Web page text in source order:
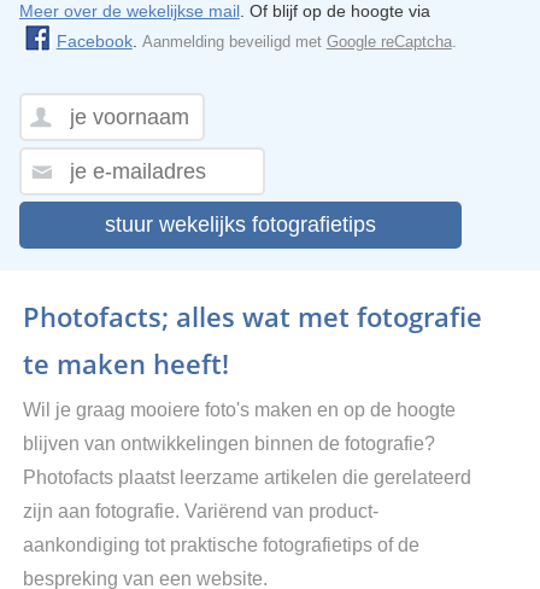
Meer over de wekelijkse mail. Of blijf op de hoogte via
Facebook. Aanmelding beveiligd met Google reCaptcha.
stuur wekelijks fotografietips
Photofacts; alles wat met fotografie
te maken heeft!
Wil je graag mooiere foto's maken en op de hoogte
blijven van ontwikkelingen binnen de fotografie?
Photofacts plaatst leerzame artikelen die gerelateerd
zijn aan fotografie. Variërend van product-
aankondiging tot praktische fotografietips of de
bespreking van een website.